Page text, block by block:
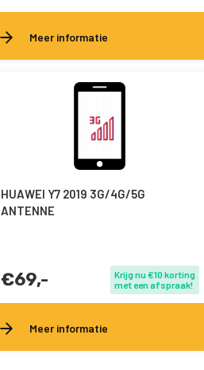
Meer informatie
HUAWEI Y7 2019 3G/4G/5G
ANTENNE
€69,-
Krijg nu €10 korting
met een afspraak!
Meer informatie